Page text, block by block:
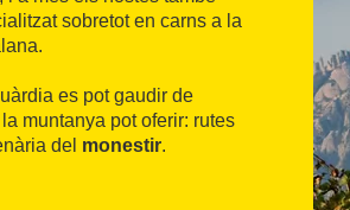
sobretot en carns a la
es pot gaudir de
muntanya pot oferir: rutes
del monestir.